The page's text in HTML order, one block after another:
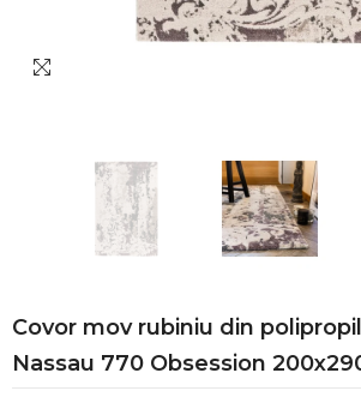
Covor mov rubiniu din
Nassau 770 Obsession